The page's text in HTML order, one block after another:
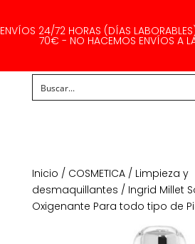
ENVÍOS 24/72 HORAS (DÍAS
70€ - NO HACEMOS ENVÍOS A
Inicio / COSMETICA/ Limpieza y
desmaquillantes / Ingrid Millet
Oxigenante Para todo tipo de